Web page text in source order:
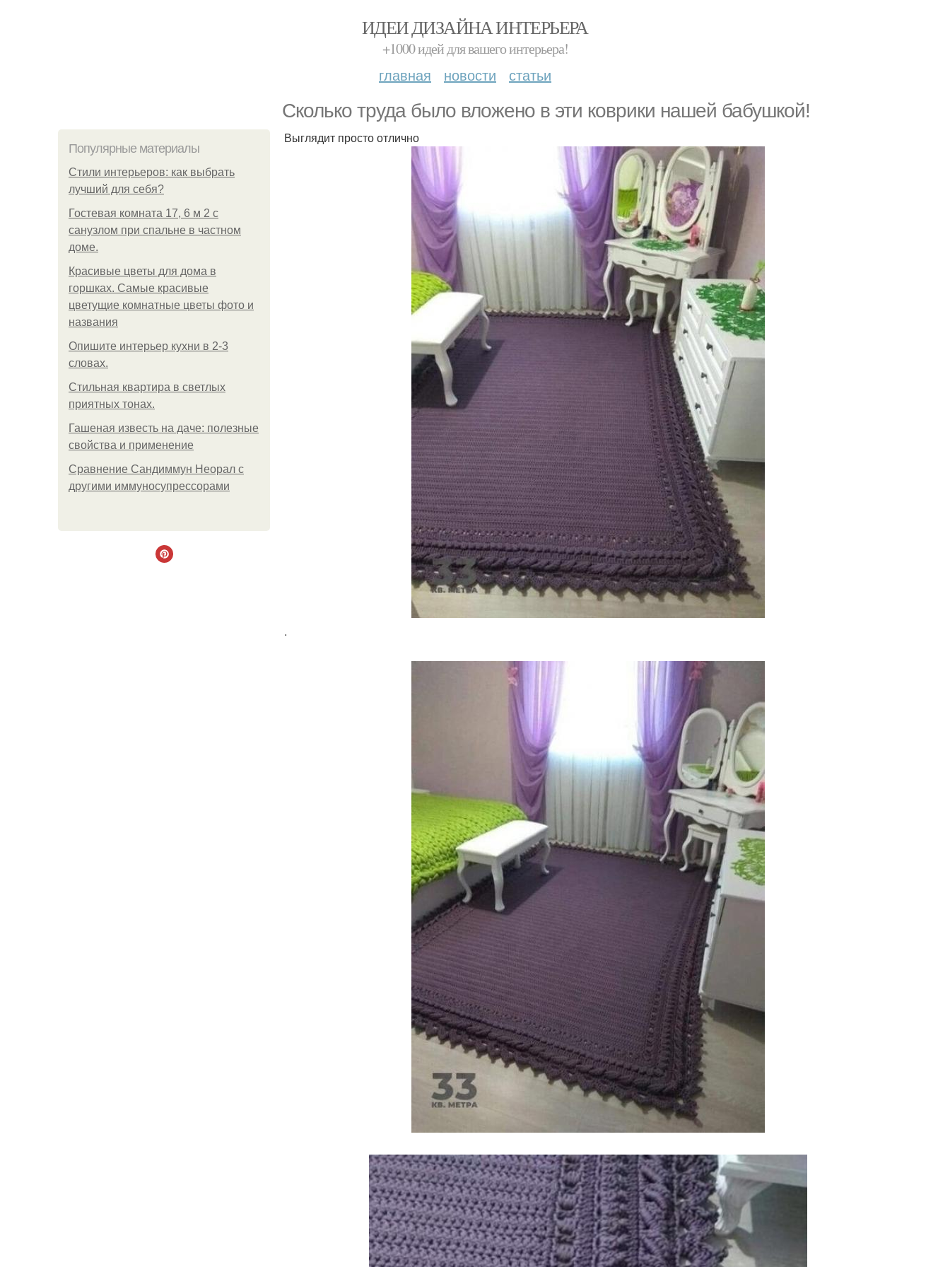
ИДЕИ ДИЗАЙНА ИНТЕРЬЕРА
+1000 идей для вашего интерьера!
главная новости статьи
Сколько труда было вложено в эти коврики нашей бабушкой!
Популярные материалы
Стили интерьеров: как выбрать
лучший для себя?
Гостевая комната 17, 6 м 2 с
санузлом при спальне в частном
доме.
Красивые цветы для дома в
горшках. Самые красивые
цветущие комнатные цветы фото и
названия
Опишите интерьер кухни в 2-3
словах.
Стильная квартира в светлых
приятных тонах.
Гашеная известь на даче: полезные
свойства и применение
Сравнение Сандиммун Неорал с
другими иммуносупрессорами
Выглядит просто отлично
.